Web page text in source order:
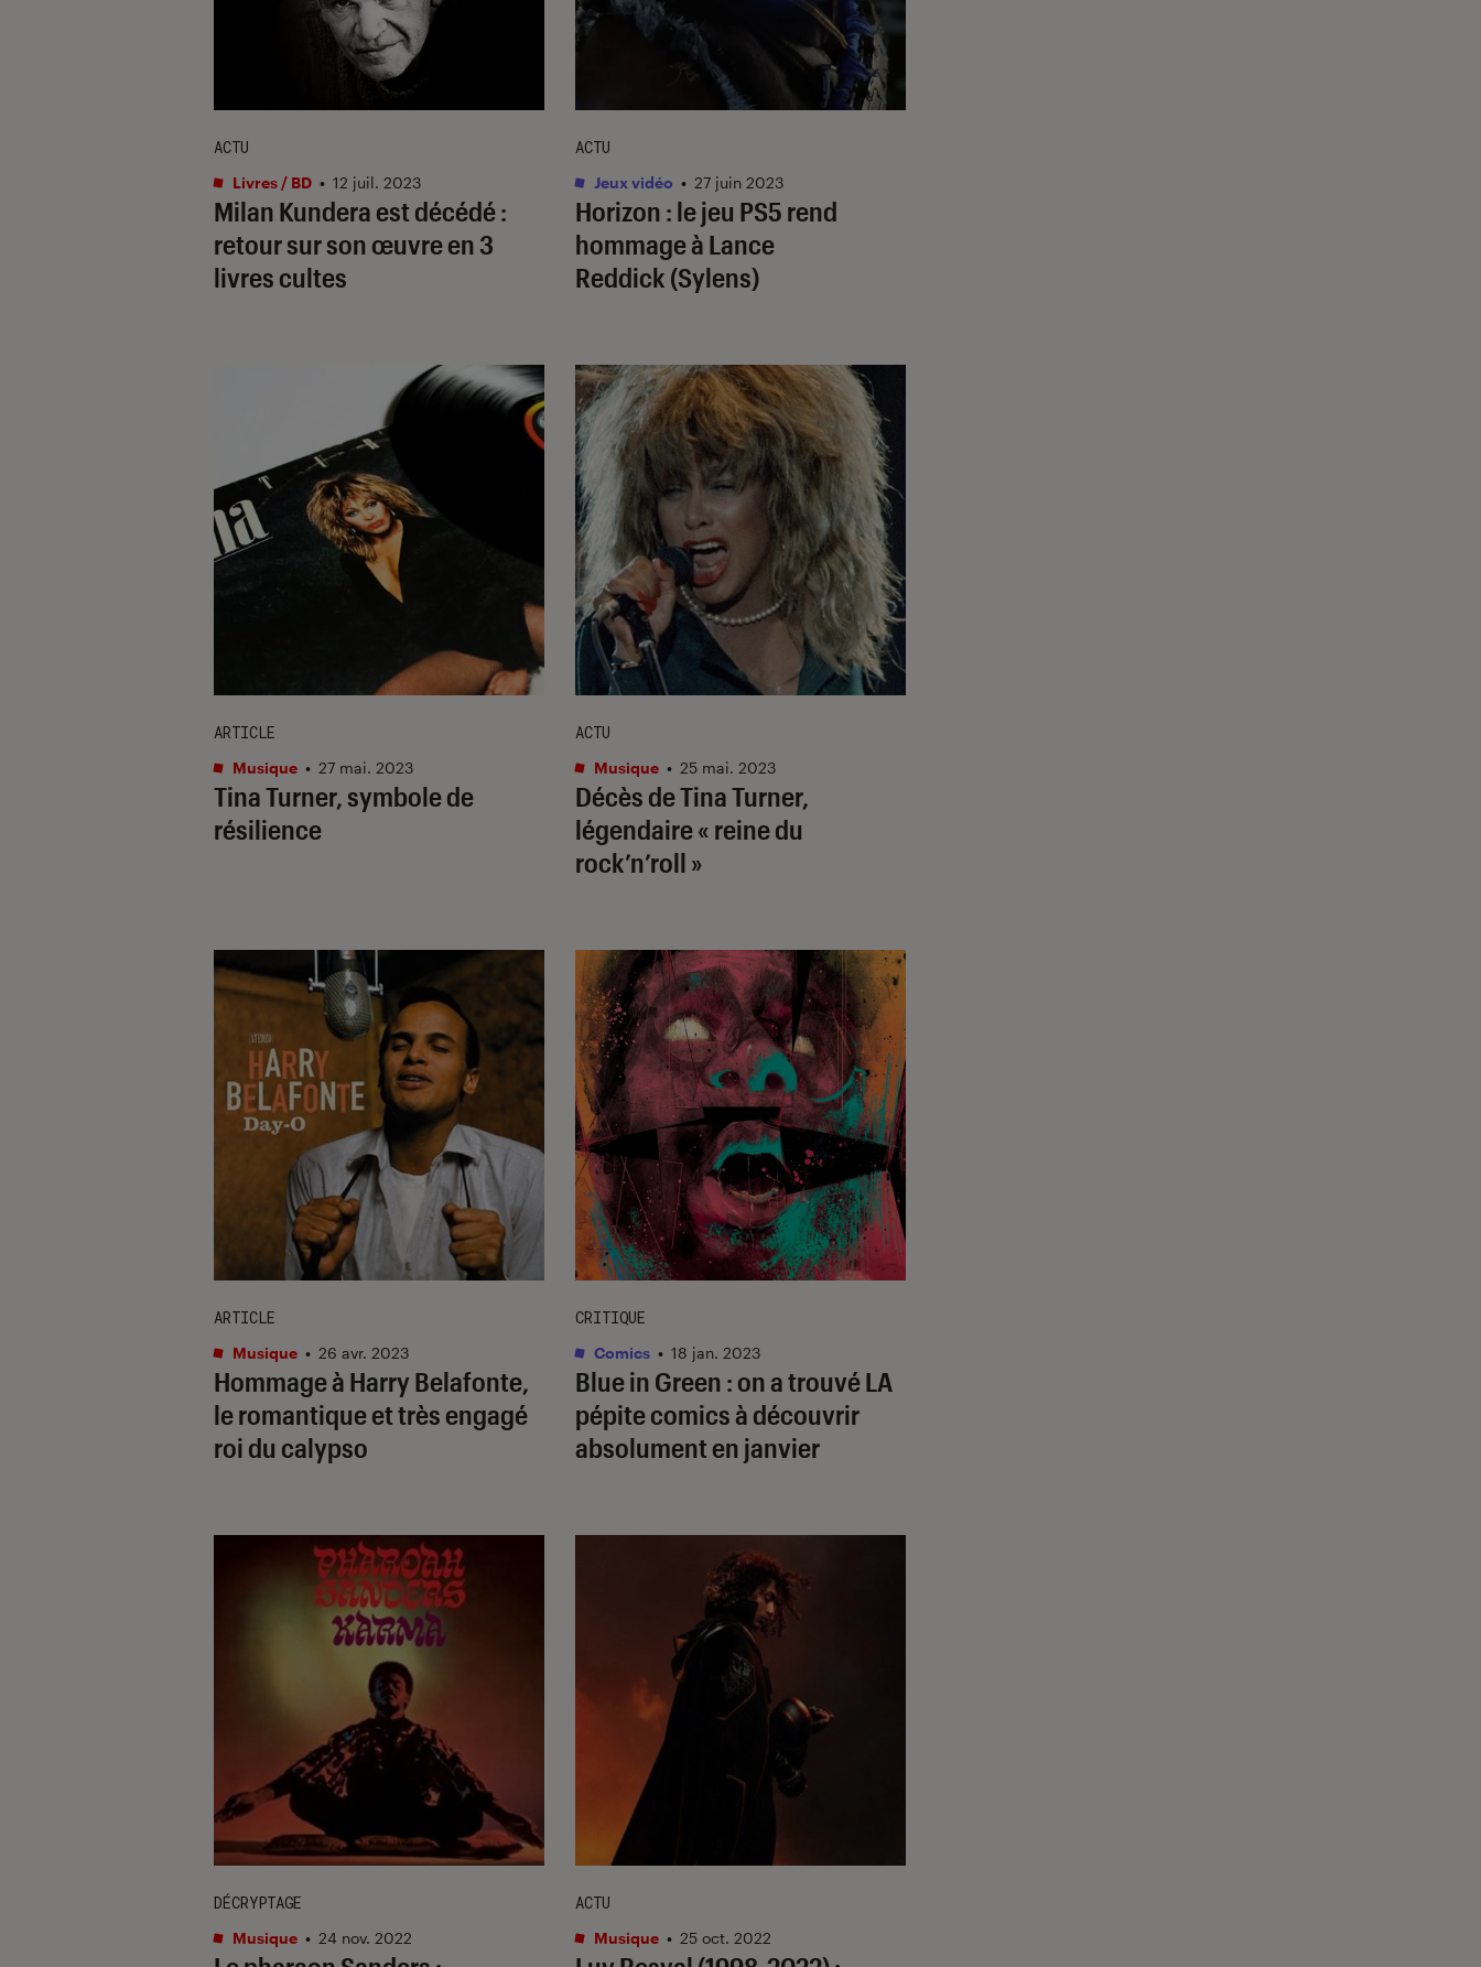
Milan Kundera est décédé :
retour sur son œuvre en 3
livres cultes
ACTU
Livres / BD • 12 juil. 2023
Horizon : le jeu PS5 rend
hommage à Lance
Reddick (Sylens)
ACTU
Jeux vidéo • 27 juin 2023
Tina Turner, symbole de
résilience
ARTICLE
Musique • 27 mai. 2023
Décès de Tina Turner,
légendaire « reine du
rock’n’roll »
ACTU
Musique • 25 mai. 2023
Hommage à Harry Belafonte,
le romantique et très engagé
roi du calypso
ARTICLE
Musique • 26 avr. 2023
Blue in Green : on a trouvé LA
pépite comics à découvrir
absolument en janvier
CRITIQUE
Comics • 18 jan. 2023
DÉCRYPTAGE
Musique • 24 nov. 2022
ACTU
Musique • 25 oct. 2022